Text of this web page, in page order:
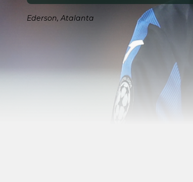
Ederson, Atalanta